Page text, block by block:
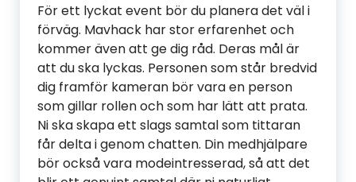
För ett lyckat event bör du planera det väl i
förväg. Mavhack har stor erfarenhet och
kommer även att ge dig råd. Deras mål är
att du ska lyckas. Personen som står bredvid
dig framför kameran bör vara en person
som gillar rollen och som har lätt att prata.
Ni ska skapa ett slags samtal som tittaran
får delta i genom chatten. Din medhjälpare
bör också vara modeintresserad, så att det